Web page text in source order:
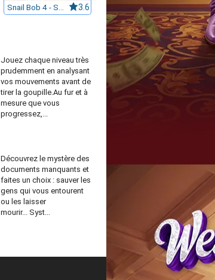
Snail Bob 4 - Space 3.6
Jouez chaque niveau très
prudemment en analysant
vos mouvements avant de
tirer la goupille.Au fur et à
mesure que vous
progressez,...
Découvrez le mystère des
documents manquants et
faites un choix : sauver les
gens qui vous entourent
ou les laisser
mourir... Syst...